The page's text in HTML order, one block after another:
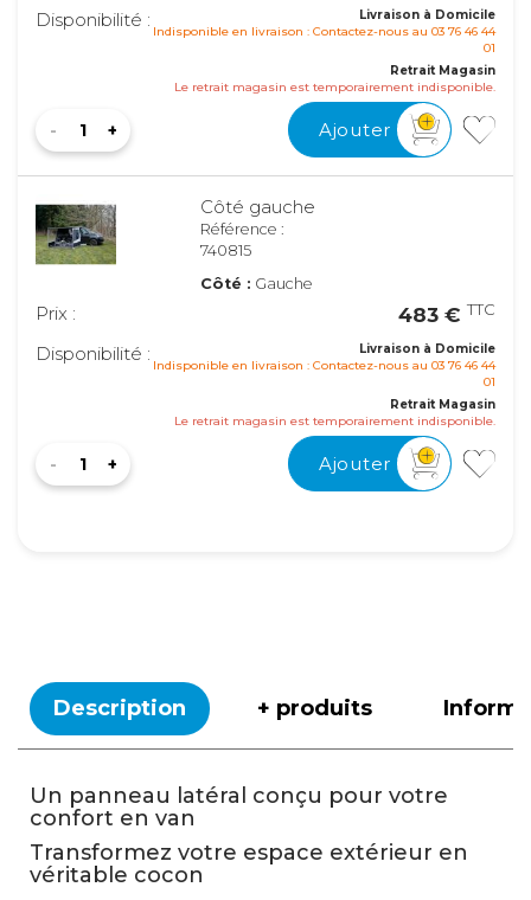
Disponibilité :
Livraison à Domicile
Indisponible en livraison : Contactez-nous au 03 76 46 44
01
Retrait Magasin
Le retrait magasin est temporairement indisponible.
Ajouter
Côté gauche
Référence :
740815
Côté : Gauche
Prix : 483 € TTC
Disponibilité :
Livraison à Domicile
Indisponible en livraison : Contactez-nous au 03 76 46 44
01
Retrait Magasin
Le retrait magasin est temporairement indisponible.
Ajouter
Description + produits
Un panneau latéral conçu pour votre
confort en van
Transformez votre espace extérieur en
véritable cocon